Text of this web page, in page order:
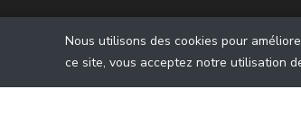
Nous utilisons des cookies pour
ce site, vous acceptez notre utilisation